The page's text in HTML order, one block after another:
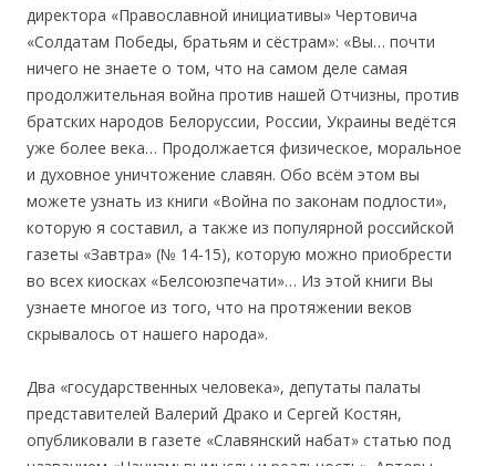
директора «Православной инициативы» Чертовича
«Солдатам Победы, братьям и сёстрам»: «Вы… почти
ничего не знаете о том, что на самом деле самая
продолжительная война против нашей Отчизны, против
братских народов Белоруссии, России, Украины ведётся
уже более века… Продолжается физическое, моральное
и духовное уничтожение славян. Обо всём этом вы
можете узнать из книги «Война по законам подлости»,
которую я составил, а также из популярной российской
газеты «Завтра» (№ 14-15), которую можно приобрести
во всех киосках «Белсоюзпечати»… Из этой книги Вы
узнаете многое из того, что на протяжении веков
скрывалось от нашего народа».
Два «государственных человека», депутаты палаты
представителей Валерий Драко и Сергей Костян,
опубликовали в газете «Славянский набат» статью под